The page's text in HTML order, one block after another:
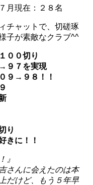
月現在：２８名
チャットで、切磋琢
子が素敵なクラブ^^
００切り
９７を実現
９→９８！！
り
きに！！
』
さんに会えたのは本
だけど、もう５年早